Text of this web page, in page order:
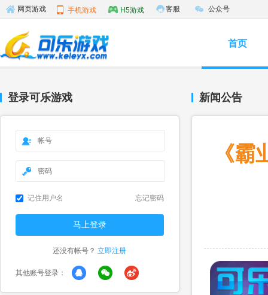
网页游戏 手机游戏 H5游戏 客服 公众号
首页
登录可乐游戏
记住用户名 忘记密码
还没有帐号？ 立即注册
其他账号登录：
新闻公告
《